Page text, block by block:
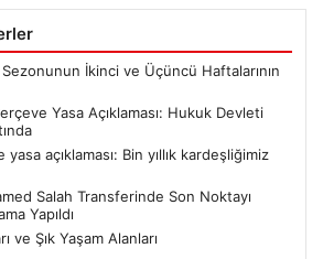
İkinci ve Üçüncü Haftalarının
Yasa Açıklaması: Hukuk Devleti
yasa açıklaması: Bin yıllık kardeşliğimiz
Salah Transferinde Son Noktayı
Yapıldı
ve Şık Yaşam Alanları